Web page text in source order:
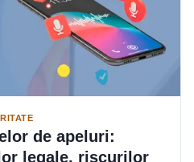
de apeluri:
legale, riscurilor